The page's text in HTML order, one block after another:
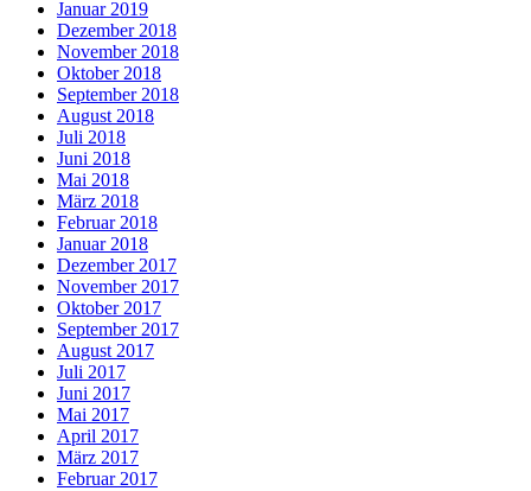
Januar 2019
Dezember 2018
November 2018
Oktober 2018
September 2018
August 2018
Juli 2018
Juni 2018
Mai 2018
März 2018
Februar 2018
Januar 2018
Dezember 2017
November 2017
Oktober 2017
September 2017
August 2017
Juli 2017
Juni 2017
Mai 2017
April 2017
März 2017
Februar 2017